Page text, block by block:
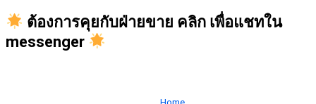
ต้องการคุยกับฝ่ายขาย คลิก เพื่อแชทใน
messenger
Home